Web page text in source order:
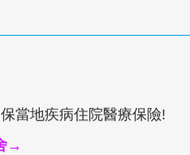
當地疾病住院醫療保險!
→